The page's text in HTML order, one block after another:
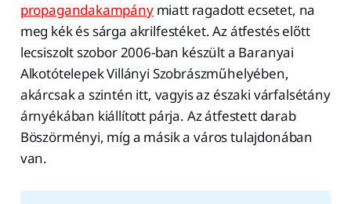
propagandakampánymiatt ragadott ecsetet, na
meg kék és sárga akrilfestéket. Az átfestés előtt
lecsiszolt szobor 2006-ban készült a Baranyai
Alkotótelepek Villányi Szobrászműhelyében,
akárcsak a szintén itt, vagyis az északi várfalsétány
árnyékában kiállított párja. Az átfestett darab
Böszörményi, míg a másik a város tulajdonában
van.